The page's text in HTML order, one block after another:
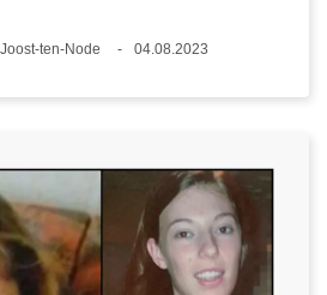
ten-Node
04.08.2023